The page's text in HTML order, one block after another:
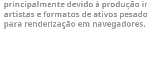
principalmente devido à produção
artistas e formatos de ativos
para renderização em navegadores.